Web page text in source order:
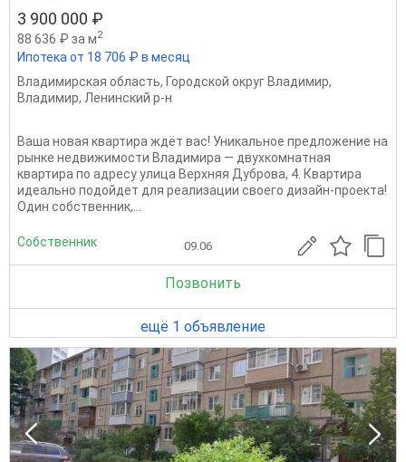
3 900 000 ₽
88 636 ₽ за м2
Ипотека от 18 706 ₽ в месяц
Владимирская область, Городской округ Владимир,
Владимир, Ленинский р-н
Ваша новая квартира ждёт вас! Уникальное предложение на
рынке недвижимости Владимира — двухкомнатная
квартира по адресу улица Верхняя Дуброва, 4. Квартира
идеально подойдет для реализации своего дизайн-проекта!
Один собственник,...
Собственник 09.06
Позвонить
ещё 1 объявление